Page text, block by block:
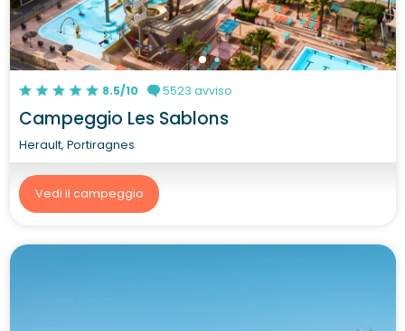
8.5/10 5523 avviso
Campeggio Les Sablons
Herault, Portiragnes
Vedi il campeggio